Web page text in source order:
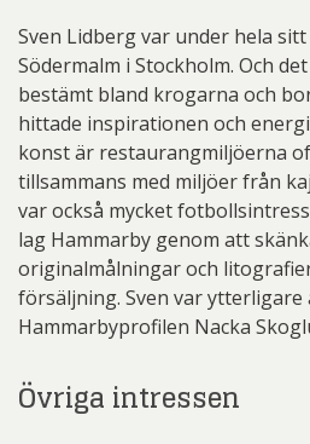
Sven Lidberg var under hela
Södermalm i Stockholm. Och
bestämt bland krogarna och
hittade inspirationen och
konst är restaurangmiljöerna
tillsammans med miljöer från
var också mycket
lag Hammarby genom att
originalmålningar och
försäljning. Sven var ytterligare
Hammarbyprofilen Nacka
Övriga intressen